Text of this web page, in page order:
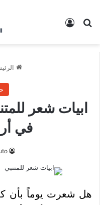
بحث عن
ابيات شعر
في
هل شعرت يوماً بأن